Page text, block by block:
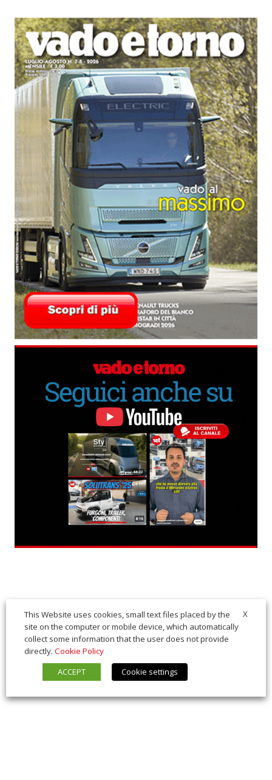
X
This Website uses cookies, small text files placed by the
site on the computer or mobile device, which automatically
collect some information that the user does not provide
directly. Cookie Policy
ACCEPT
Cookie settings